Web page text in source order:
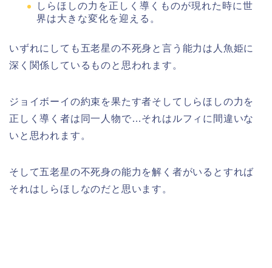
しらほしの力を正しく導くものが現れた時に世
界は大きな変化を迎える。
いずれにしても五老星の不死身と言う能力は人魚姫に
深く関係しているものと思われます。
ジョイボーイの約束を果たす者そしてしらほしの力を
正しく導く者は同一人物で…それはルフィに間違いな
いと思われます。
そして五老星の不死身の能力を解く者がいるとすれば
それはしらほしなのだと思います。